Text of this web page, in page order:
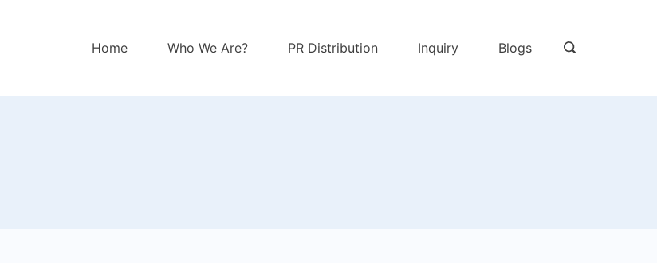
Home Who We Are? PR Distribution Inquiry Blogs